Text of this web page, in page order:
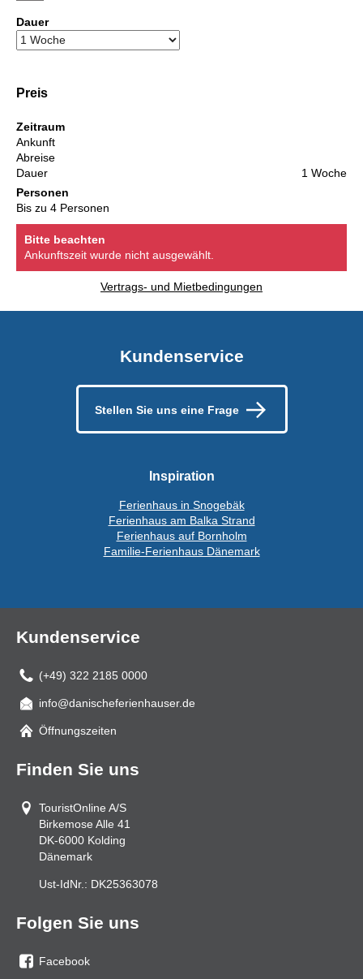
Dauer
Preis
Zeitraum
Ankunft
Abreise
Dauer
1 Woche
Personen
Bis zu 4 Personen
Bitte beachten
Ankunftszeit wurde nicht ausgewählt.
Vertrags- und Mietbedingungen
Kundenservice
Stellen Sie uns eine Frage
Inspiration
Ferienhaus in Snogebäk
Ferienhaus am Balka Strand
Ferienhaus auf Bornholm
Familie-Ferienhaus Dänemark
Kundenservice
(+49) 322 2185 0000
Mail
info@danischeferienhauser.de
Öffnungszeiten
Finden Sie uns
TouristOnline A/S
Birkemose Alle 41
DK-6000 Kolding
Dänemark
Ust-IdNr.: DK25363078
Folgen Sie uns
Facebook